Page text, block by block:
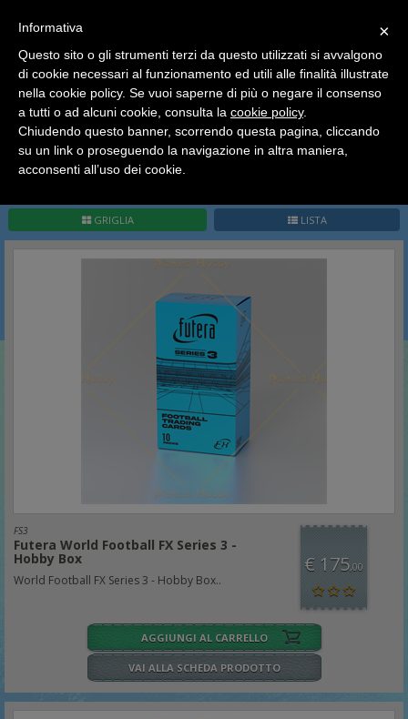
HOME Futera Sport Card
Futera Sport Card
GRIGLIA LISTA
FS3
Futera World Football FX Series 3 -
Hobby Box
World Football FX Series 3 - Hobby Box..
€ 175,00
AGGIUNGI AL CARRELLO
VAI ALLA SCHEDA PRODOTTO
×
Ciao a tutti, il negozio sarà chiuso dal 9/08 al 24/08
compreso.
Tutti gli ordini effettuati dopo le 15:00 del 07/08 verranno
spediti a partire dal giorno 25/08.
Buone vacanze a tutti dallo staff di Pianeta Hobby
×
Informativa
Questo sito o gli strumenti terzi da questo utilizzati si avvalgono
di cookie necessari al funzionamento ed utili alle finalità illustrate
nella cookie policy. Se vuoi saperne di più o negare il consenso
a tutti o ad alcuni cookie, consulta la cookie policy.
Chiudendo questo banner, scorrendo questa pagina, cliccando
su un link o proseguendo la navigazione in altra maniera,
acconsenti all’uso dei cookie.